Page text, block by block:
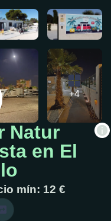
+4
Natur
en El
mín: 12 €